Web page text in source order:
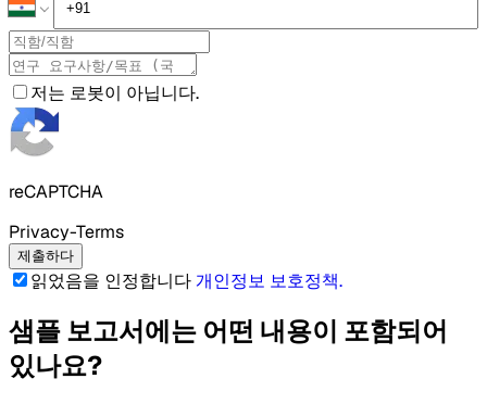
저는 로봇이 아닙니다.
reCAPTCHA
Privacy-Terms
제출하다
읽었음을 인정합니다개인정보 보호정책.
샘플 보고서에는 어떤 내용이 포함되어
있나요?